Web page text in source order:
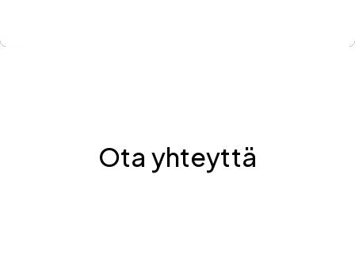
Ota yhteyttä